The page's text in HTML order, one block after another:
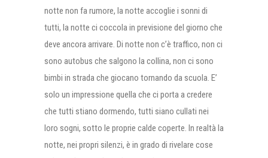
notte non fa rumore, la notte accoglie i sonni di
tutti, la notte ci coccola in previsione del giorno che
deve ancora arrivare. Di notte non c’è traffico, non ci
sono autobus che salgono la collina, non ci sono
bimbi in strada che giocano tornando da scuola. E’
solo un impressione quella che ci porta a credere
che tutti stiano dormendo, tutti siano cullati nei
loro sogni, sotto le proprie calde coperte. In realtà la
notte, nei propri silenzi, è in grado di rivelare cose